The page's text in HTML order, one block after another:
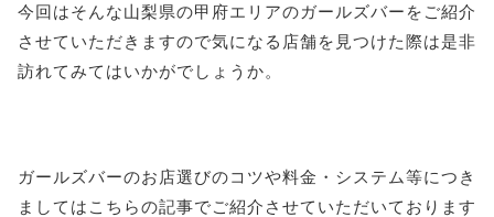
今回はそんな山梨県の甲府エリアのガールズバーをご紹介
させていただきますので気になる店舗を見つけた際は是非
訪れてみてはいかがでしょうか。
ガールズバーのお店選びのコツや料金・システム等につき
ましてはこちらの記事でご紹介させていただいております